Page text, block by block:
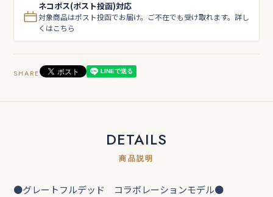
ネコポス(ポスト投函)対応
対象商品はポスト投函でお届け。ご不在でも受け取れます。詳し
くはこちら
SHARE
DETAILS
商品説明
●グレートフルデッド コラボレーションモデル●